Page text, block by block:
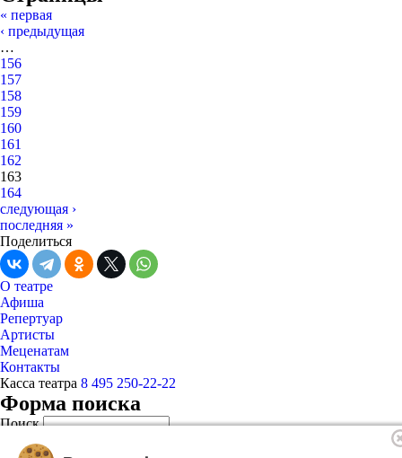
« первая
‹ предыдущая
…
156
157
158
159
160
161
162
163
164
следующая ›
последняя »
Поделиться
О театре
Афиша
Репертуар
Артисты
Меценатам
Контакты
Касса театра 8 495 250-22-22
Форма поиска
Поиск